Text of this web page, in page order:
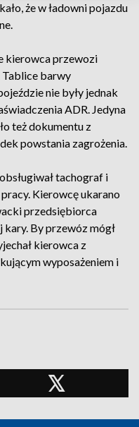
że w ładowni pojazdu
kierowca przewozi
Tablice barwy
nie były jednak
ADR. Jedyna
też dokumentu z
powstania zagrożenia.
tachograf i
Kierowcę ukarano
przedsiębiorca
kary. By przewóz mógł
kierowca z
wyposażeniem i